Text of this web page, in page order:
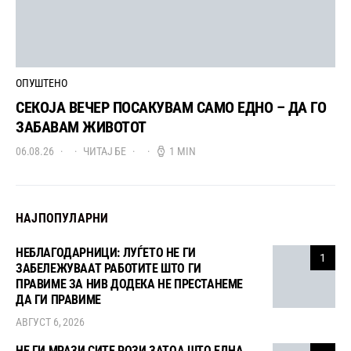
ОПУШТЕНО
СЕКОЈА ВЕЧЕР ПОСАКУВАМ САМО ЕДНО – ДА ГО
ЗАБАВАМ ЖИВОТОТ
06.08.26 ЧИТАЈ БЕ 1 MIN
НАЈПОПУЛАРНИ
1
НЕБЛАГОДАРНИЦИ: ЛУЃЕТО НЕ ГИ
ЗАБЕЛЕЖУВААТ РАБОТИТЕ ШТО ГИ
ПРАВИМЕ ЗА НИВ ДОДЕКА НЕ ПРЕСТАНЕМЕ
ДА ГИ ПРАВИМЕ
АВГУСТ 6, 2026